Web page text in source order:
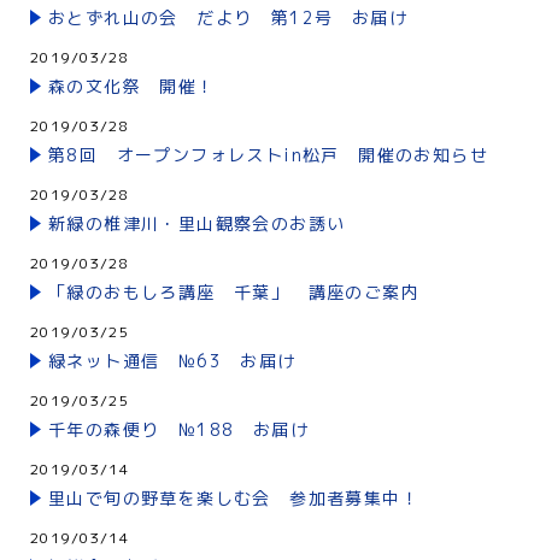
おとずれ山の会 だより 第12号 お届け
2019/03/28
森の文化祭 開催！
2019/03/28
第8回 オープンフォレストin松戸 開催のお知らせ
2019/03/28
新緑の椎津川・里山観察会のお誘い
2019/03/28
「緑のおもしろ講座 千葉」 講座のご案内
2019/03/25
緑ネット通信 №63 お届け
2019/03/25
千年の森便り №188 お届け
2019/03/14
里山で旬の野草を楽しむ会 参加者募集中！
2019/03/14